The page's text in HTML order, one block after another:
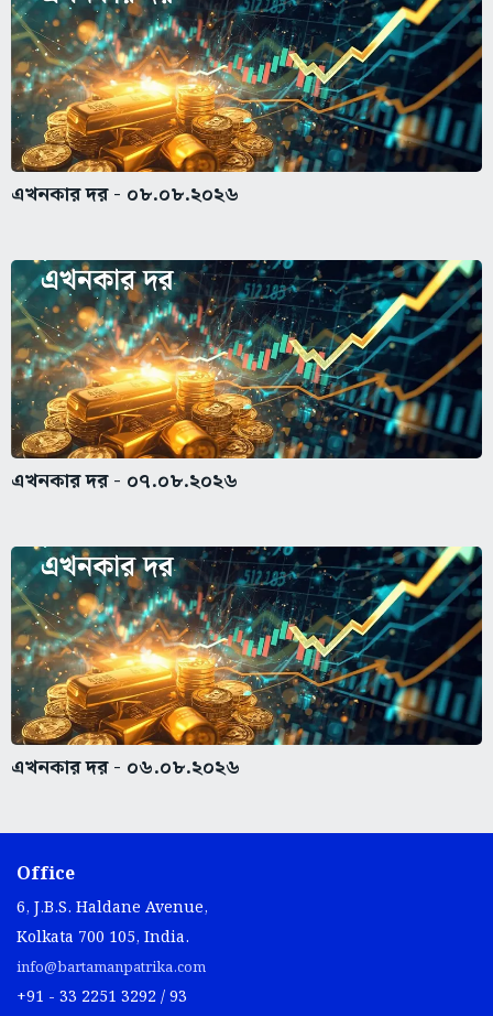
এখনকার দর - ০৮.০৮.২০২৬
এখনকার দর - ০৭.০৮.২০২৬
এখনকার দর - ০৬.০৮.২০২৬
Office
6, J.B.S. Haldane Avenue,
Kolkata 700 105, India.
info@bartamanpatrika.com
+91 - 33 2251 3292 / 93